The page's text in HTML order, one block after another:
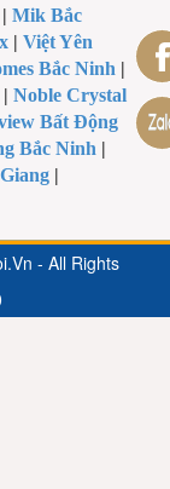
|Mik Bắc
|Việt Yên
Bắc Ninh |
| Noble Crystal
Bất Động
Bắc Ninh |
|
- All Rights